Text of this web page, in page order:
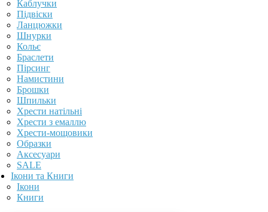
Каблучки
Підвіски
Ланцюжки
Шнурки
Кольє
Браслети
Пірсинг
Намистини
Брошки
Шпильки
Хрести натільні
Хрести з емаллю
Хрести-мощовики
Образки
Аксесуари
SALE
Ікони та Книги
Ікони
Книги